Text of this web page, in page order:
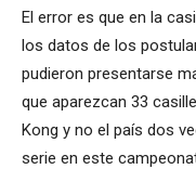
El error es que en la
los datos de los
pudieron presentarse
que aparezcan 33
Kong y no el país dos
serie en este